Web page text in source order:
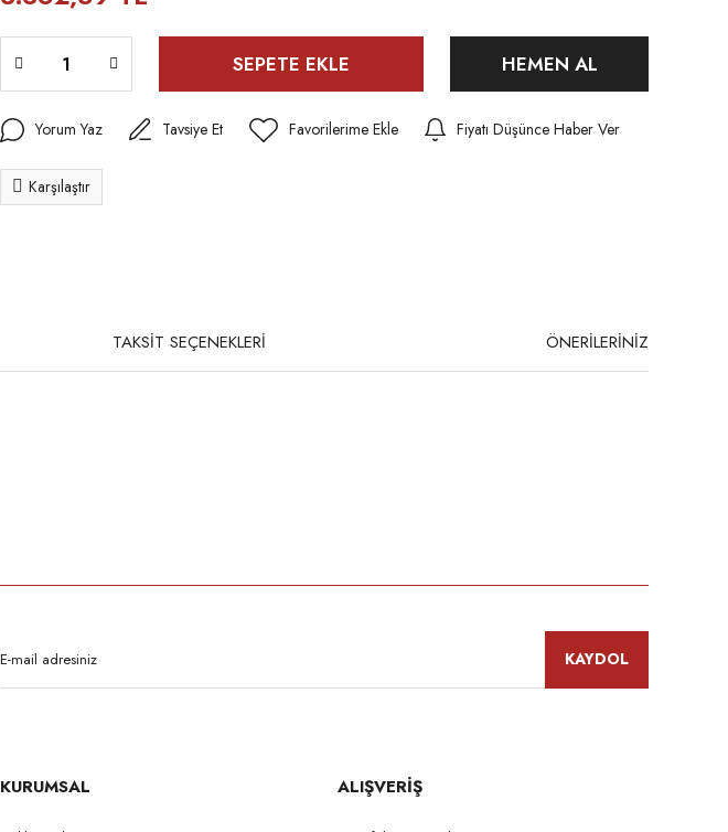
SEPETE EKLE HEMEN AL
Yorum Yaz Tavsiye Et Fiyatı Düşünce Haber Ver
Karşılaştır
TAKSİT SEÇENEKLERİ ÖNERİLERİNİZ
KAYDOL
KURUMSAL ALIŞVERİŞ